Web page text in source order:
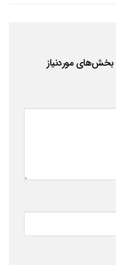
بخش‌های موردنیاز